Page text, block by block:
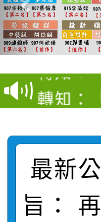
學年度
結果(
【甄選
學年度
結果(
轉知：
賽實施
比賽實
轉知：
城市手
畫影片
轉知：
劇比賽
表
轉知：
敬師藝
【甄選
最新
旨：